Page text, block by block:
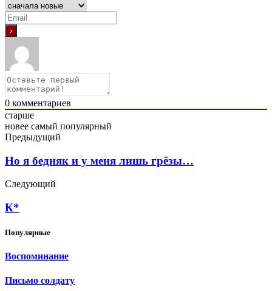
0 комментариев
старше
новее самый популярный
Предыдущий
Но я бедняк и у меня лишь грёзы…
Следующий
К*
Популярные
Воспоминание
Письмо солдату